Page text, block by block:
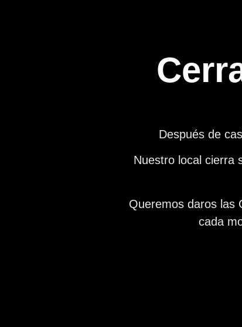
Después de
Nuestro local cierra
Queremos daros las
cada